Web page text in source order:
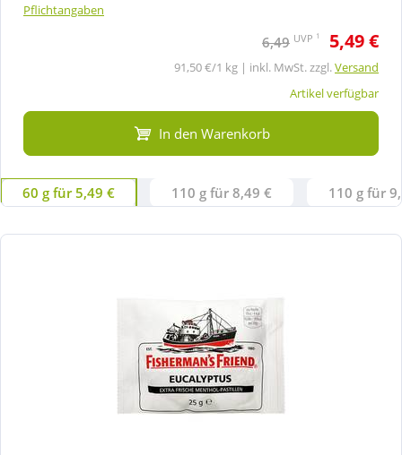
Pflichtangaben
6,49 UVP 1 5,49 €
91,50 €/1 kg | inkl. MwSt. zzgl.Versand
Artikel verfügbar
In den Warenkorb
60 g für 5,49 € 110 g für 8,49 € 110 g für